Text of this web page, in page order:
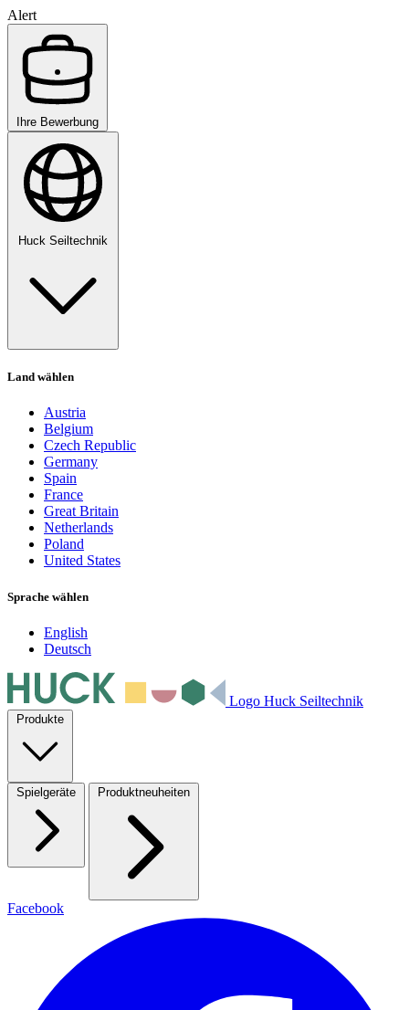
Alert
Ihre Bewerbung
Huck Seiltechnik
Land wählen
Austria
Belgium
Czech Republic
Germany
Spain
France
Great Britain
Netherlands
Poland
United States
Sprache wählen
English
Deutsch
Logo Huck Seiltechnik
Produkte
Spielgeräte Produktneuheiten
Facebook